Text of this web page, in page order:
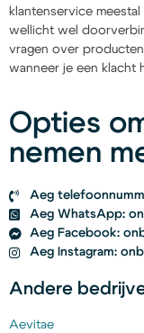
klantenservice
wellicht wel
vragen over
wanneer je een klacht
Opties
nemen
Aeg
Aeg WhatsApp:
Aeg Facebook:
Aeg Instagram:
Andere
Aevitae